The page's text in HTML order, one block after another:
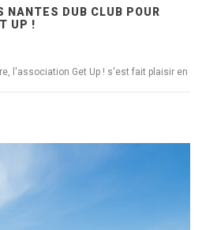
NANTES DUB CLUB POUR
UP !
l'association Get Up ! s'est fait plaisir en